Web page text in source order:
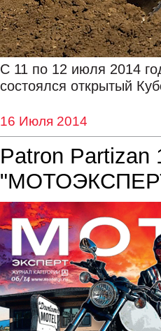
С 11 по 12 июля 2014
состоялся открытый
16 Июля 2014
Patron